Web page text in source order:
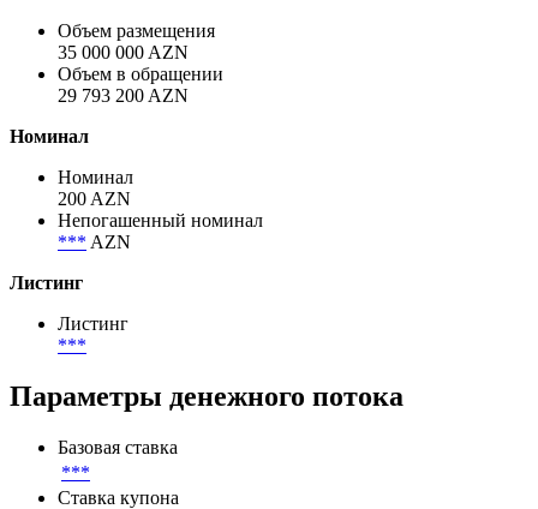
Государственный
Объём
35 000 000 AZN
29 793 200 AZN
Номинал
200 AZN
***AZN
Листинг
Параметры денежного потока